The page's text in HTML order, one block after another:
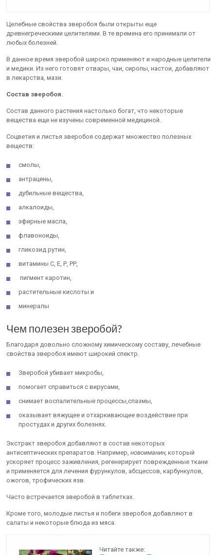
Целебные свойства зверобоя были открыты еще
древнегреческими целителями. В те времена его принимали от
любых болезней.
В данное время зверобой широко применяют и народные целители
и медики. Из него готовят отвары, чаи, сиропы, настои, добавляют
в лекарства, мази.
Состав зверобоя.
Состав данного растения настолько богат, что некоторые
вещества еще не изучены современной медициной.
Соцветия и листья зверобоя содержат множество полезных
веществ:
смолы,
антрацены,
дубильные вещества,
алкалоиды,
эфирные масла,
флавоноиды,
гликозид рутин,
витамины С, Е, Р, РР,
пигмент каротин,
растительные кислоты и
минералы
Чем полезен зверобой?
Благодаря довольно сложному химическому составу, лечебные
свойства зверобоя имеют широкий спектр.
Зверобой убивает микробы,
помогает справиться с вирусами,
снимает воспалительные процессы,спазмы,
оказывает вяжущее и отхаркивающее воздействие при
простудах и других болезнях.
Экстракт зверобоя добавляют в состав некоторых
антисептических препаратов. Например,новоиманин,который
ускоряет процесс заживления, регенерирует поврежденные ткани
и применяется для лечения фурункулов, абсцессов, карбункулов,
ожогов, трофических язв.
Часто встречается зверобой в таблетках.
Кроме того, молодые листья и побеги зверобоя добавляют в
салаты и некоторые блюда из мяса.
Читайте также: